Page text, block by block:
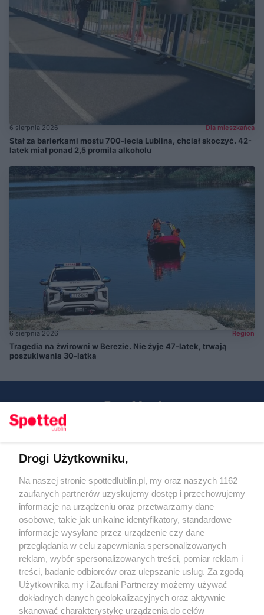
6 sierpnia 2026 Dla mieszkańca
Stał za barierkami mostu 700-lecia Lublina, chciał skoczyć. 42-
latek miał ponad 2,5 promila alkoholu
6 sierpnia 2026 Region
Tragedia na żwirowni w Berezie. Nie żyje 47-latek, trwają
poszukiwania 30-latka
KATEGORIE
OGŁOSZENIA
WYDARZENIA
Regulamin
Polityka prywatności
RODO
Warunki korzystania z treści
Drogi Użytkowniku,
Na naszej stronie spottedlublin.pl, my oraz naszych 1162
zaufanych partnerów uzyskujemy dostęp i przechowujemy
informacje na urządzeniu oraz przetwarzamy dane
osobowe, takie jak unikalne identyfikatory, standardowe
informacje wysyłane przez urządzenie czy dane
przeglądania w celu zapewniania spersonalizowanych
reklam, wybór spersonalizowanych treści, pomiar reklam i
treści, badanie odbiorców oraz ulepszanie usług. Za zgodą
Użytkownika my i Zaufani Partnerzy możemy używać
dokładnych danych geolokalizacyjnych oraz aktywnie
skanować charakterystykę urządzenia do celów